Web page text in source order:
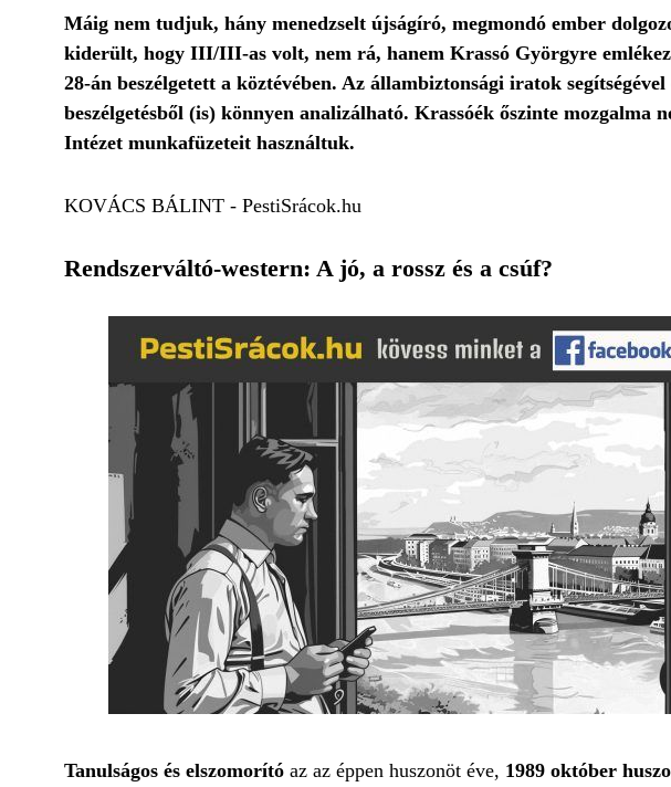
Máig nem tudjuk, hány menedzselt újságíró, megmondó ember
kiderült, hogy III/III-as volt, nem rá, hanem Krassó Györgyre
28-án beszélgetett a köztévében. Az állambiztonsági iratok
beszélgetésből (is) könnyen analizálható. Krassóék őszinte
Intézet munkafüzeteit használtuk.
KOVÁCS BÁLINT - PestiSrácok.hu
Rendszerváltó-western: A jó, a rossz és a csúf?
Tanulságos és elszomorító az az éppen huszonöt éve, 1989 október